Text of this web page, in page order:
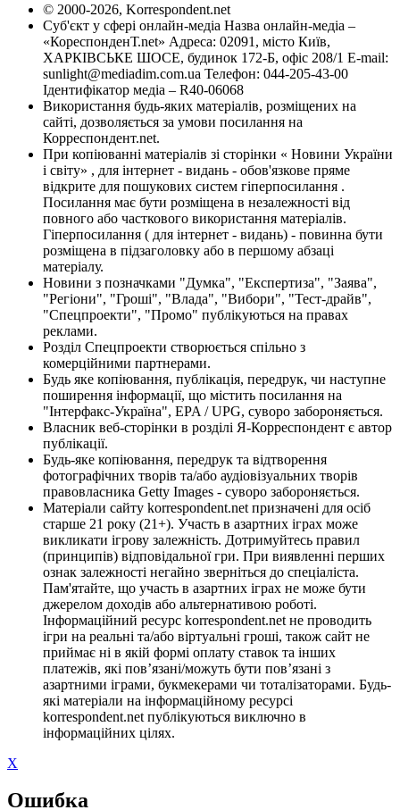
© 2000-2026, Korrespondent.net
Суб'єкт у сфері онлайн-медіа Назва онлайн-медіа –
«КореспонденТ.net» Адреса: 02091, місто Київ,
ХАРКІВСЬКЕ ШОСЕ, будинок 172-Б, офіс 208/1 E-mail:
sunlight@mediadim.com.ua Телефон: 044-205-43-00
Ідентифікатор медіа – R40-06068
Використання будь-яких матеріалів, розміщених на
сайті, дозволяється за умови посилання на
Корреспондент.net.
При копіюванні матеріалів зі сторінки « Новини України
і світу» , для інтернет - видань - обов'язкове пряме
відкрите для пошукових систем гіперпосилання .
Посилання має бути розміщена в незалежності від
повного або часткового використання матеріалів.
Гіперпосилання ( для інтернет - видань) - повинна бути
розміщена в підзаголовку або в першому абзаці
матеріалу.
Новини з позначками "Думка", "Експертиза", "Заява",
"Регіони", "Гроші", "Влада", "Вибори", "Тест-драйв",
"Спецпроекти", "Промо" публікуються на правах
реклами.
Розділ Спецпроекти створюється спільно з
комерційними партнерами.
Будь яке копіювання, публікація, передрук, чи наступне
поширення інформації, що містить посилання на
"Інтерфакс-Україна", EPA / UPG, суворо забороняється.
Власник веб-сторінки в розділі Я-Корреспондент є автор
публікації.
Будь-яке копіювання, передрук та відтворення
фотографічних творів та/або аудіовізуальних творів
правовласника Getty Images - суворо забороняється.
Матеріали сайту korrespondent.net призначені для осіб
старше 21 року (21+). Участь в азартних іграх може
викликати ігрову залежність. Дотримуйтесь правил
(принципів) відповідальної гри. При виявленні перших
ознак залежності негайно зверніться до спеціаліста.
Пам'ятайте, що участь в азартних іграх не може бути
джерелом доходів або альтернативою роботі.
Інформаційний ресурс korrespondent.net не проводить
ігри на реальні та/або віртуальні гроші, також сайт не
приймає ні в якій формі оплату ставок та інших
платежів, які пов’язані/можуть бути пов’язані з
азартними іграми, букмекерами чи тоталізаторами. Будь-
які матеріали на інформаційному ресурсі
korrespondent.net публікуються виключно в
інформаційних цілях.
X
Ошибка